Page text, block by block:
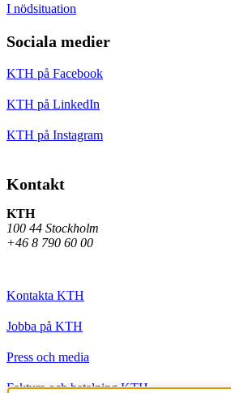
I nödsituation
Sociala medier
KTH på Facebook
KTH på LinkedIn
KTH på Instagram
Kontakt
KTH
100 44 Stockholm
+46 8 790 60 00
Kontakta KTH
Jobba på KTH
Press och media
Faktura och betalning KTH